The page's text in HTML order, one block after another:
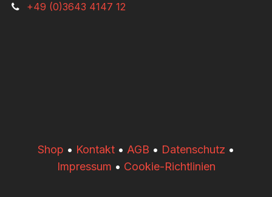
+49 (0)3643 4147 12
​​Shop • Kontakt • AGB • Datenschutz •
Impressum • Cookie-Richtlinien